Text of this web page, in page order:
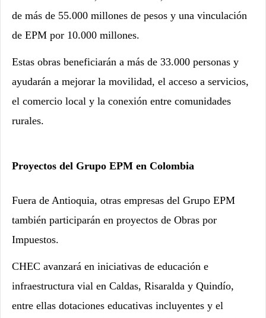
de más de 55.000 millones de pesos y una vinculación
de EPM por 10.000 millones.
Estas obras beneficiarán a más de 33.000 personas y
ayudarán a mejorar la movilidad, el acceso a servicios,
el comercio local y la conexión entre comunidades
rurales.
Proyectos del Grupo EPM en Colombia
Fuera de Antioquia, otras empresas del Grupo EPM
también participarán en proyectos de Obras por
Impuestos.
CHEC avanzará en iniciativas de educación e
infraestructura vial en Caldas, Risaralda y Quindío,
entre ellas dotaciones educativas incluyentes y el